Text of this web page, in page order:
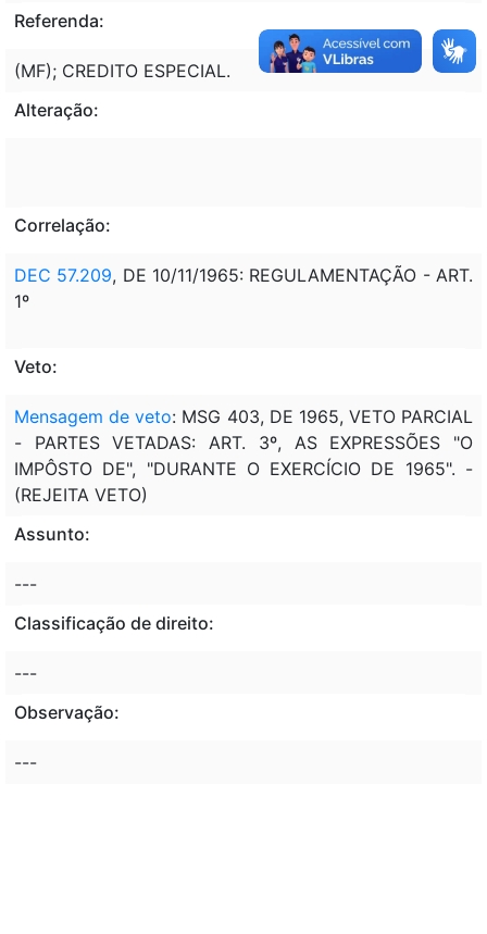
Referenda:
(MF); CREDITO ESPECIAL.
Alteração:
Correlação:
DEC 57.209, DE 10/11/1965: REGULAMENTAÇÃO - ART.
1º
Veto:
Mensagem de veto: MSG 403, DE 1965, VETO PARCIAL
- PARTES VETADAS: ART. 3º, AS EXPRESSÕES "O
IMPÔSTO DE", "DURANTE O EXERCÍCIO DE 1965". -
(REJEITA VETO)
Assunto:
---
Classificação de direito:
---
Observação:
---